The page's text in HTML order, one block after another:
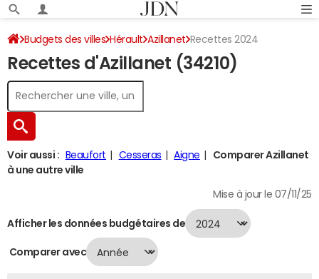
Budgets des villes Hérault Azillanet Recettes 2024
Recettes d'Azillanet (34210)
Voir aussi : Beaufort Cesseras Aigne
Comparer Azillanet
à une autre ville
Mise à jour le 07/11/25
Afficher les données budgétaires de
Comparer avec